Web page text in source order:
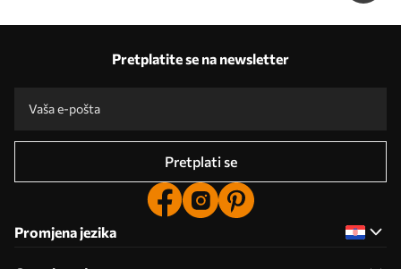
Pretplatite se na newsletter
Pretplati se
Promjena jezika